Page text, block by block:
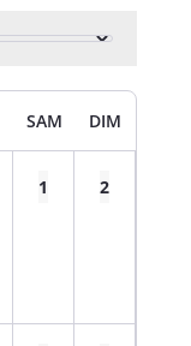
SAM DIM
1 2